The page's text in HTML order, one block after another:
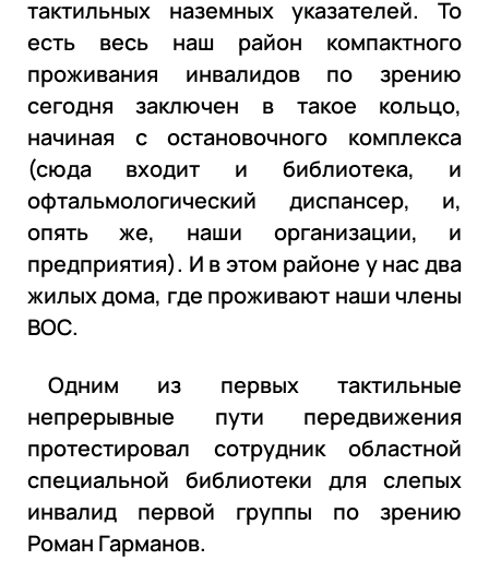
тактильных наземных указателей. То
есть весь наш район компактного
проживания инвалидов по зрению
сегодня заключен в такое кольцо,
начиная с остановочного комплекса
(сюда входит и библиотека, и
офтальмологический диспансер, и,
опять же, наши организации, и
предприятия). И в этом районе у нас два
жилых дома, где проживают наши члены
ВОС.
Одним из первых тактильные
непрерывные пути передвижения
протестировал сотрудник областной
специальной библиотеки для слепых
инвалид первой группы по зрению
Роман Гарманов.